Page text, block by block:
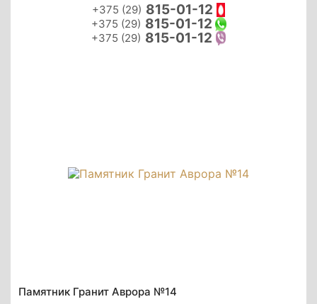
+375 (29) 815-01-12
+375 (29) 815-01-12
+375 (29) 815-01-12
Памятник Гранит Аврора №14